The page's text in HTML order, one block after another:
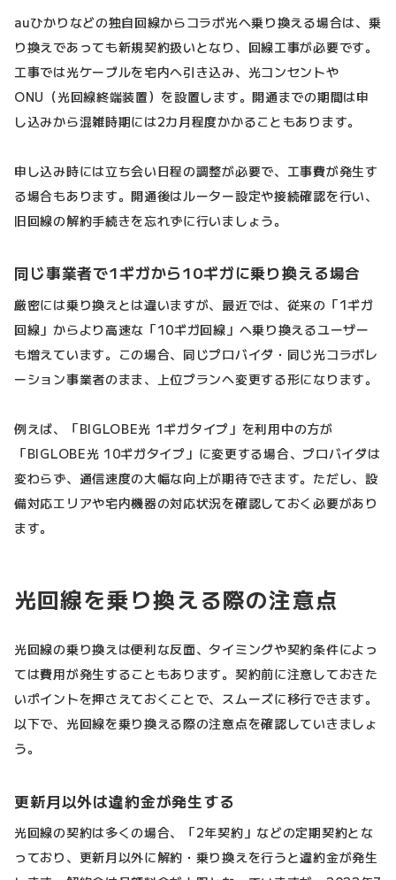
auひかりなどの独自回線からコラボ光へ乗り換える場合は、乗
り換えであっても新規契約扱いとなり、回線工事が必要です。
工事では光ケーブルを宅内へ引き込み、光コンセントや
ONU（光回線終端装置）を設置します。開通までの期間は申
し込みから混雑時期には2カ月程度かかることもあります。
申し込み時には立ち会い日程の調整が必要で、工事費が発生す
る場合もあります。開通後はルーター設定や接続確認を行い、
旧回線の解約手続きを忘れずに行いましょう。
同じ事業者で1ギガから10ギガに乗り換える場合
厳密には乗り換えとは違いますが、最近では、従来の「1ギガ
回線」からより高速な「10ギガ回線」へ乗り換えるユーザー
も増えています。この場合、同じプロバイダ・同じ光コラボレ
ーション事業者のまま、上位プランへ変更する形になります。
例えば、「BIGLOBE光 1ギガタイプ」を利用中の方が
「BIGLOBE光 10ギガタイプ」に変更する場合、プロバイダは
変わらず、通信速度の大幅な向上が期待できます。ただし、設
備対応エリアや宅内機器の対応状況を確認しておく必要があり
ます。
光回線を乗り換える際の注意点
光回線の乗り換えは便利な反面、タイミングや契約条件によっ
ては費用が発生することもあります。契約前に注意しておきた
いポイントを押さえておくことで、スムーズに移行できます。
以下で、光回線を乗り換える際の注意点を確認していきましょ
う。
更新月以外は違約金が発生する
光回線の契約は多くの場合、「2年契約」などの定期契約とな
っており、更新月以外に解約・乗り換えを行うと違約金が発生